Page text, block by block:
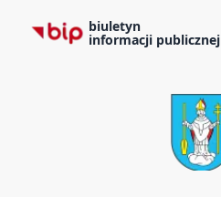
biuletyn
informacji publicznej